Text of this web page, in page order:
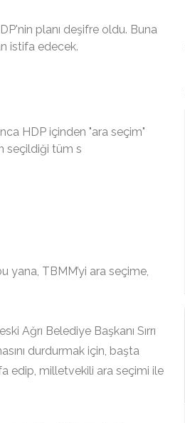
planı deşifre oldu. Buna
istifa edecek.
HDP içinden "ara seçim"
seçildiği tüm s
yana, TBMM’yi ara seçime,
Ağrı Belediye Başkanı Sırrı
durdurmak için, başta
edip, milletvekili ara seçimi ile